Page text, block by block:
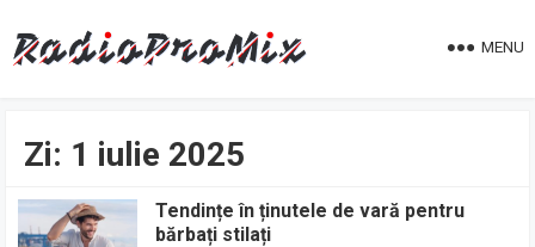
MENU
Zi: 1 iulie 2025
Tendințe în ținutele de vară pentru
bărbați stilați